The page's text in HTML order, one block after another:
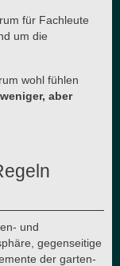
für Fachleute
um die
wohl fühlen
aber
und
gegenseitige
der garten-